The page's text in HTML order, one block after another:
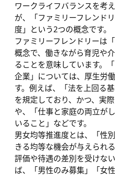
ワークライフバランスを考
が、「ファミリーフレンド
度」という2つの概念です。
ファミリーフレンドリーは
概念で、働きながら育児や
ることを意味しています。
企業」については、厚生労
す。例えば、「法を上回る
を規定しており、かつ、実
や、「仕事と家庭の両立が
いること」などです。
男女均等推進度とは、「性
きる均等な機会が与えられ
評価や待遇の差別を受けな
ば、「男性のみ募集」「女